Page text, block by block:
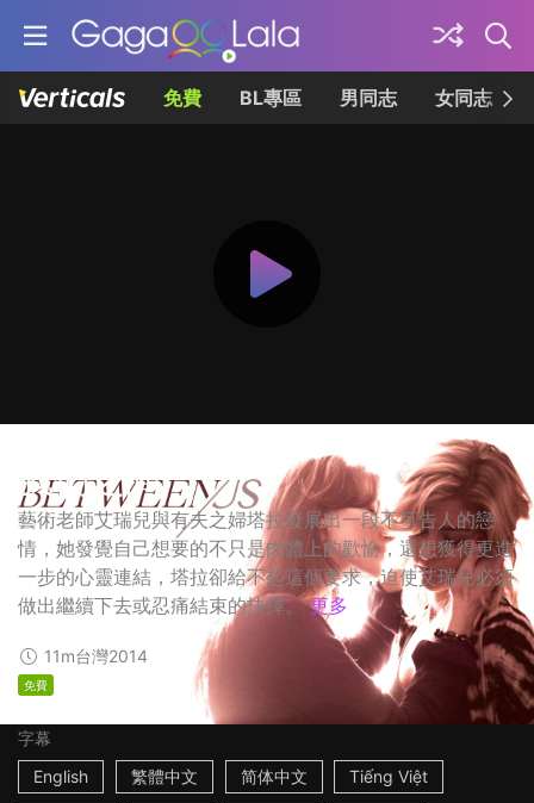
免費 BL專區 男同志 女同志
我們之間
藝術老師艾瑞兒與有夫之婦塔拉發展出一段不可告人的戀
情，她發覺自己想要的不只是肉體上的歡愉，還想獲得更進
一步的心靈連結，塔拉卻給不起這個要求，迫使艾瑞兒必須
做出繼續下去或忍痛結束的抉擇。 更多
11m台灣2014
免費
字幕
English
繁體中文 简体中文 Tiếng Việt